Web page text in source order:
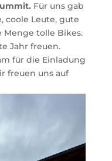
Für uns gab
coole Leute, gute
Menge tolle Bikes.
Jahr freuen.
für die Einladung
freuen uns auf